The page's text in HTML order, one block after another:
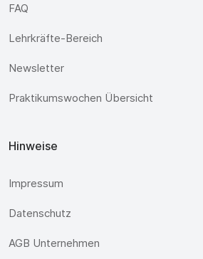
FAQ
Lehrkräfte-Bereich
Newsletter
Praktikumswochen Übersicht
Hinweise
Impressum
Datenschutz
AGB Unternehmen